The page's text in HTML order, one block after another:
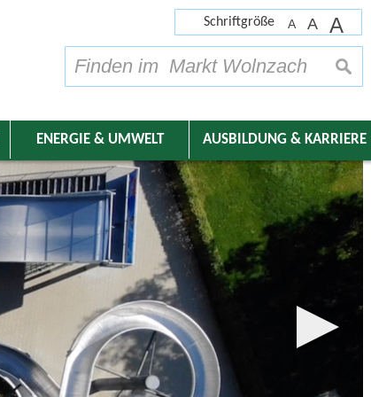
Schriftgröße A A A
ENERGIE & UMWELT AUSBILDUNG & KARRIERE